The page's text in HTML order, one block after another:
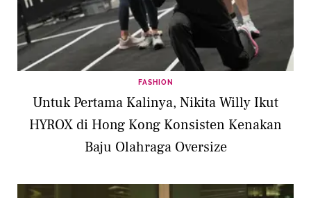
FASHION
Untuk Pertama Kalinya, Nikita Willy Ikut
HYROX di Hong Kong Konsisten Kenakan
Baju Olahraga Oversize